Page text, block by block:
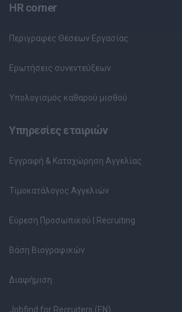
HR corner
Περιγραφές Θέσεων Εργασίας
Ερωτήσεις συνεντεύξεων
Υπολογισμός καθαρού μισθού
Υπηρεσίες εταιριών
Εγγραφή & Καταχώρηση Αγγελίας
Τιμοκατάλογος Αγγελιών
Εύρεση Προσωπικού | Recruiting
Βάση Βιογραφικών
Διαφήμιση
Jobfind for Recruiters (EN)